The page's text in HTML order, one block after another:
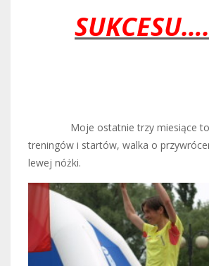
Moje ostatnie trzy miesiące to,
treningów i startów, walka o
lewej nóżki.